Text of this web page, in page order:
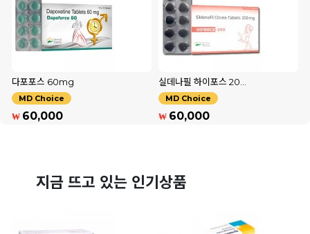
다포포스 60mg
MD Choice
₩ 60,000
실데나필 하이포스 20…
MD Choice
₩ 60,000
지금 뜨고 있는 인기상품